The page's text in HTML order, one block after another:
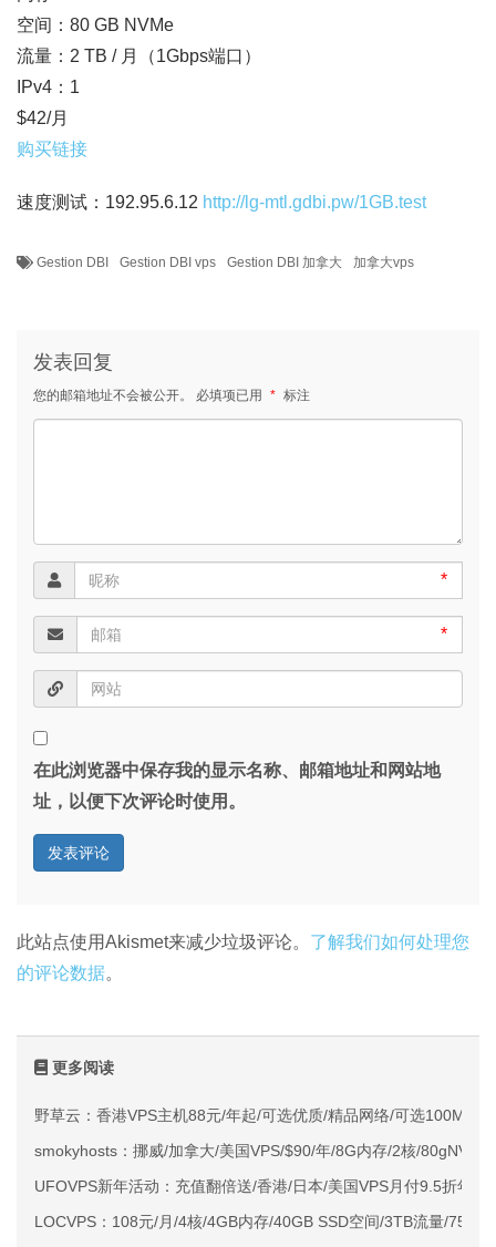
空间：80 GB NVMe
流量：2 TB / 月（1Gbps端口）
IPv4：1
$42/月
购买链接
速度测试：192.95.6.12 http://lg-mtl.gdbi.pw/1GB.test
Gestion DBI Gestion DBI vps Gestion DBI 加拿大 加拿大vps
发表回复
您的邮箱地址不会被公开。 必填项已用 * 标注
*
*
在此浏览器中保存我的显示名称、邮箱地址和网站地
址，以便下次评论时使用。
此站点使用Akismet来减少垃圾评论。 了解我们如何处理您
的评论数据。
更多阅读
野草云：香港VPS主机88元/年起/可选优质/精品网络/可选100M不
smokyhosts：挪威/加拿大/美国VPS/$90/年/8G内存/2核/
UFOVPS新年活动：充值翻倍送/香港/日本/美国VPS月付9.5折年
LOCVPS：108元/月/4核/4GB内存/40GB SSD空间/3TB流量/